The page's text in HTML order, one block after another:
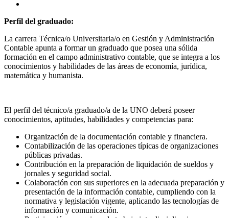
Perfil del graduado:
La carrera Técnica/o Universitaria/o en Gestión y Administración
Contable apunta a formar un graduado que posea una sólida
formación en el campo administrativo contable, que se integra a los
conocimientos y habilidades de las áreas de economía, jurídica,
matemática y humanista.
El perfil del técnico/a graduado/a de la UNO deberá poseer
conocimientos, aptitudes, habilidades y competencias para:
Organización de la documentación contable y financiera.
Contabilización de las operaciones típicas de organizaciones
públicas privadas.
Contribución en la preparación de liquidación de sueldos y
jornales y seguridad social.
Colaboración con sus superiores en la adecuada preparación y
presentación de la información contable, cumpliendo con la
normativa y legislación vigente, aplicando las tecnologías de
información y comunicación.